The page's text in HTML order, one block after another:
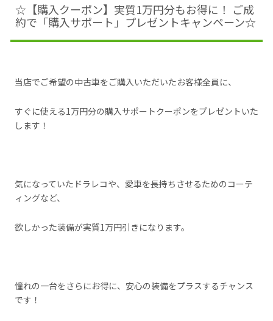
☆【購入クーポン】実質1万円分もお得に！ ご成
約で「購入サポート」プレゼントキャンペーン☆
当店でご希望の中古車をご購入いただいたお客様全員に、
すぐに使える1万円分の購入サポートクーポンをプレゼントいた
します！
気になっていたドラレコや、愛車を長持ちさせるためのコーテ
ィングなど、
欲しかった装備が実質1万円引きになります。
憧れの一台をさらにお得に、安心の装備をプラスするチャンス
です！